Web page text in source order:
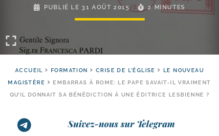
PUBLIÉ LE31 AOÛT 2015 2 MINUTES
ACCUEIL FORMATION CRISE DE L'ÉGLISE
LE NOUVEAU
MAGISTÈRE
EMBARRAS À ROME: LE PAPE SAVAIT-IL VRAIMENT
QU’IL DONNAIT SA BÉNÉDICTION À UNE ÉDITRICE LESBIENNE ?
Suivez-nous sur Telegram